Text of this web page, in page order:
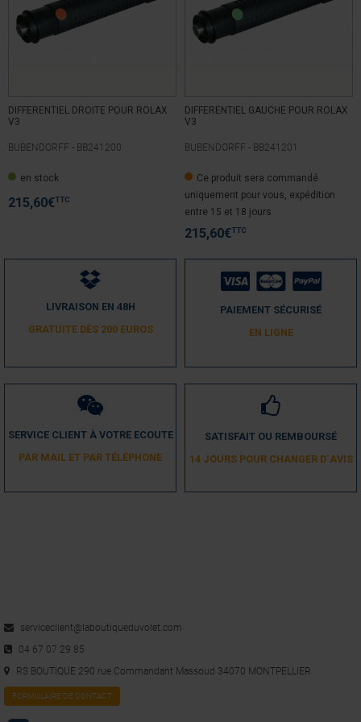
DIFFERENTIEL DROITE POUR ROLAX
V3
BUBENDORFF - BB241200
en stock
215,60€TTC
DIFFERENTIEL GAUCHE POUR ROLAX
V3
BUBENDORFF - BB241201
Ce produit sera commandé
uniquement pour vous, expédition
entre 15 et 18 jours
215,60€TTC
LIVRAISON EN 48H
GRATUITE DÈS 200 EUROS
PAIEMENT SÉCURISÉ
EN LIGNE
SERVICE CLIENT À VOTRE ECOUTE
PAR MAIL ET PAR TÉLÉPHONE
SATISFAIT OU REMBOURSÉ
14 JOURS POUR CHANGER D´AVIS
serviceclient@laboutiqueduvolet.com
04 67 07 29 85
RS BOUTIQUE 290 rue Commandant Massoud 34070 MONTPELLIER
FORMULAIRE DE CONTACT